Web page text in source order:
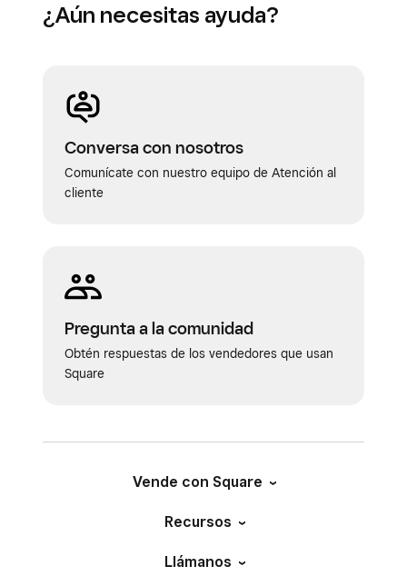
¿Aún necesitas ayuda?
Conversa con nosotros
Comunícate con nuestro equipo de Atención al
cliente
Pregunta a la comunidad
Obtén respuestas de los vendedores que usan
Square
Vende con Square
Recursos
Llámanos